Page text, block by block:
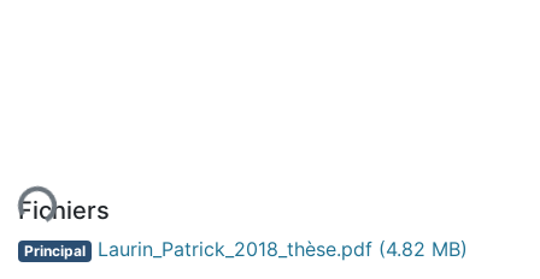
Fichiers
Principal Laurin_Patrick_2018_thèse.pdf (4.82 MB)